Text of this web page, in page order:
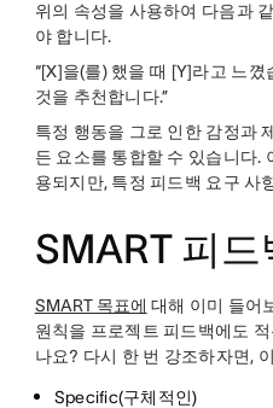
위의 속성을 사용하여 다음과
야 합니다.
“[X]을(를) 했을 때 [Y]라고 느
것을 추천합니다.”
특정 행동을 그로 인한 감정과
든 요소를 통합할 수 있습니다.
용되지만, 특정 피드백 요구 사
SMART 피드
SMART 목표에 대해 이미 들어
원칙을 프로젝트 피드백에도
나요? 다시 한 번 강조하자면,
Specific(구체적인)